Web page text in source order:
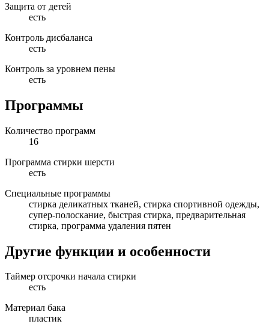
Защита от детей
есть
Контроль дисбаланса
есть
Контроль за уровнем пены
есть
Программы
Количество программ
16
Программа стирки шерсти
есть
Специальные программы
стирка деликатных тканей, стирка спортивной одежды,
супер-полоскание, быстрая стирка, предварительная
стирка, программа удаления пятен
Другие функции и особенности
Таймер отсрочки начала стирки
есть
Материал бака
пластик